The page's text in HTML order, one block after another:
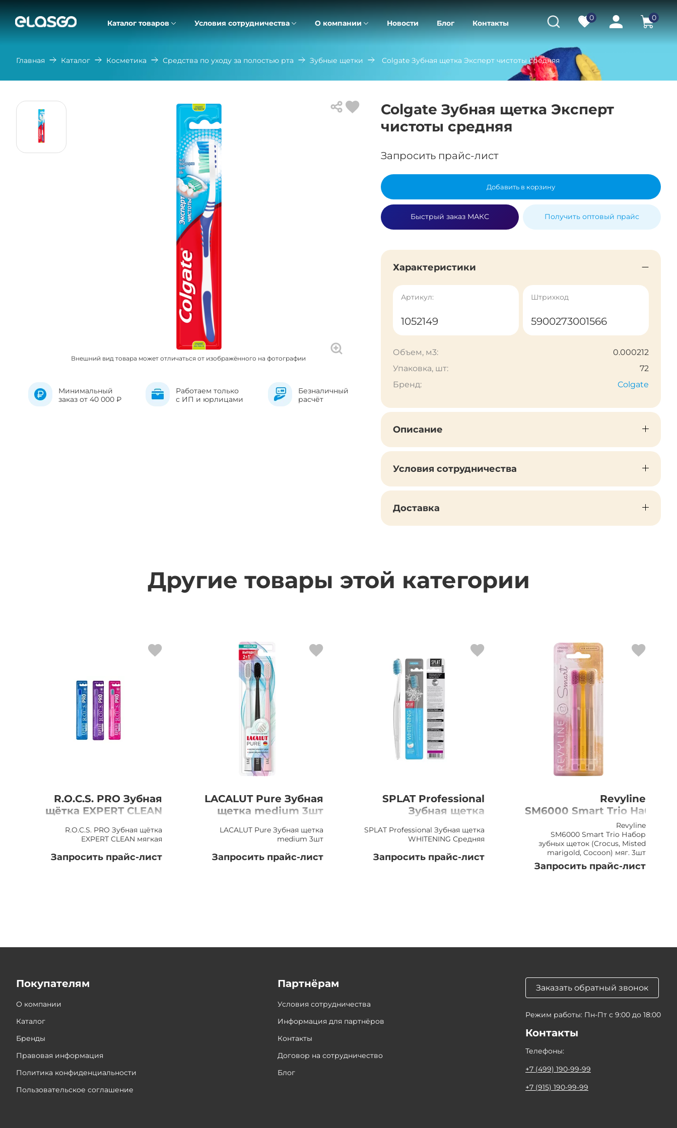
Каталог товаров Условия сотрудничества О компании Новости Блог Контакты
0 0
Главная Каталог Косметика Средства по уходу за полостью рта Зубные щетки Colgate Зубная щетка Эксперт чистоты средняя
Внешний вид товара может отличаться от изображённого на фотографии
Минимальный
заказ от 40 000 ₽
Работаем только
с ИП и юрлицами
Безналичный
расчёт
Colgate Зубная щетка Эксперт
чистоты средняя
Запросить прайс-лист
Добавить в корзину
Быстрый заказ МАКС Получить оптовый прайс
Характеристики
Артикул:
1052149
Штрихкод
5900273001566
Объем, м3:
0.000212
Упаковка, шт:
72
Бренд:
Colgate
Описание
Условия сотрудничества
Доставка
Другие товары этой категории
R.O.C.S. PRO Зубная
щётка EXPERT CLEAN
R.O.C.S. PRO Зубная щётка
EXPERT CLEAN мягкая
Запросить прайс-лист
LACALUT Pure Зубная
щетка medium 3шт
LACALUT Pure Зубная щетка
medium 3шт
Запросить прайс-лист
SPLAT Professional
Зубная щетка
SPLAT Professional Зубная щетка
WHITENING Средняя
Запросить прайс-лист
Revyline
SM6000 Smart Trio Набор
зубных щеток
(Crocus, Misted
marigold, Cocoon)
мяг. 3шт
Revyline
SM6000 Smart Trio Набор
зубных щеток (Crocus, Misted
marigold, Cocoon) мяг. 3шт
Запросить прайс-лист
Покупателям
О компании
Каталог
Бренды
Правовая информация
Политика конфиденциальности
Пользовательское соглашение
Партнёрам
Условия сотрудничества
Информация для партнёров
Контакты
Договор на сотрудничество
Блог
Заказать обратный звонок
Режим работы: Пн-Пт с 9:00 до 18:00
Контакты
Телефоны:
+7 (499) 190-99-99
+7 (915) 190-99-99